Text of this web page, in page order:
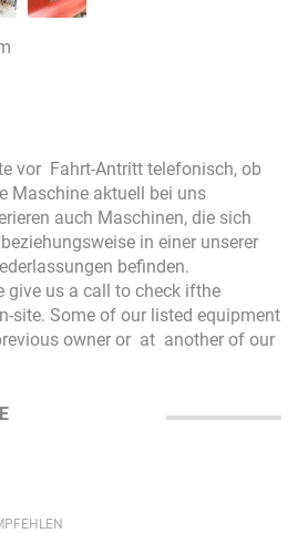
vor Fahrt-Antritt telefonisch, ob
Maschine aktuell bei uns
auch Maschinen, die sich
in einer unserer
befinden.
give us a call to check ifthe
site. Some of our listed equipment
owner or at another of our